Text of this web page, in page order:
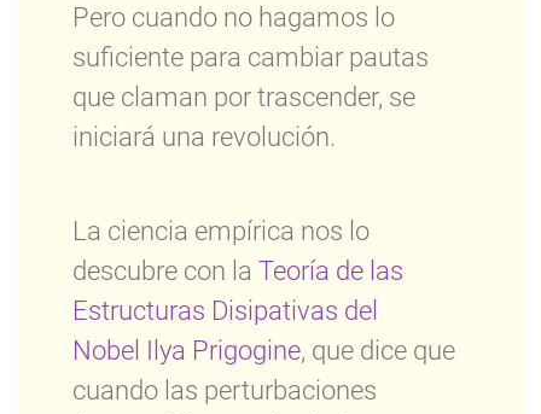
Pero cuando no hagamos lo
suficiente para cambiar pautas
que claman por trascender, se
iniciará una revolución.
La ciencia empírica nos lo
descubre con la Teoría de las
Estructuras Disipativas del
Nobel Ilya Prigogine, que dice que
cuando las perturbaciones